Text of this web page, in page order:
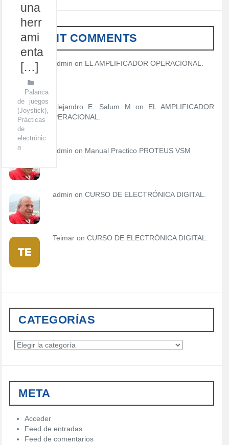
una
herr
ami
enta
[…]
Palanca
de juegos
(Joystick),
Prácticas
de
electrónic
a
RECENT COMMENTS
admin on EL AMPLIFICADOR OPERACIONAL.
Alejandro E. Salum M on EL AMPLIFICADOR
OPERACIONAL.
admin on Manual Practico PROTEUS VSM
admin on CURSO DE ELECTRÓNICA DIGITAL.
Teimar on CURSO DE ELECTRÓNICA DIGITAL.
CATEGORÍAS
C
r
a
s
META
Acceder
Feed de entradas
Feed de comentarios